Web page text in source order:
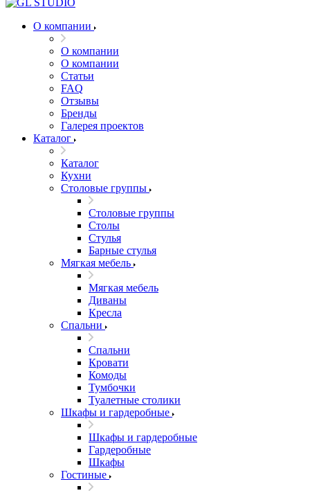
О компании
О компании
О компании
Статьи
FAQ
Отзывы
Бренды
Галерея проектов
Каталог
Каталог
Кухни
Столовые группы
Столовые группы
Столы
Стулья
Барные стулья
Мягкая мебель
Мягкая мебель
Диваны
Кресла
Спальни
Спальни
Кровати
Комоды
Тумбочки
Туалетные столики
Шкафы и гардеробные
Шкафы и гардеробные
Гардеробные
Шкафы
Гостиные